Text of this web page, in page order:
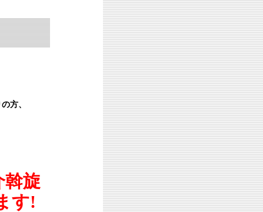
方、
斡旋
す!